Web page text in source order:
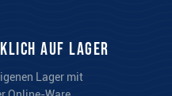
auf Lager
Lager mit